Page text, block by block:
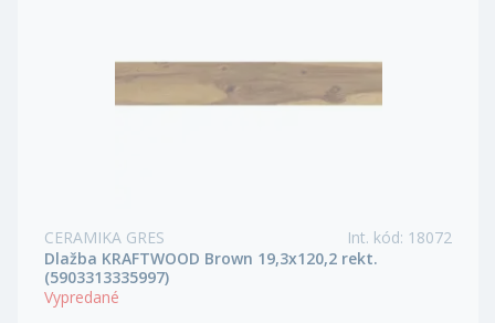
CERAMIKA GRES Int. kód: 18072
Dlažba KRAFTWOOD Brown 19,3x120,2 rekt.
(5903313335997)
Vypredané